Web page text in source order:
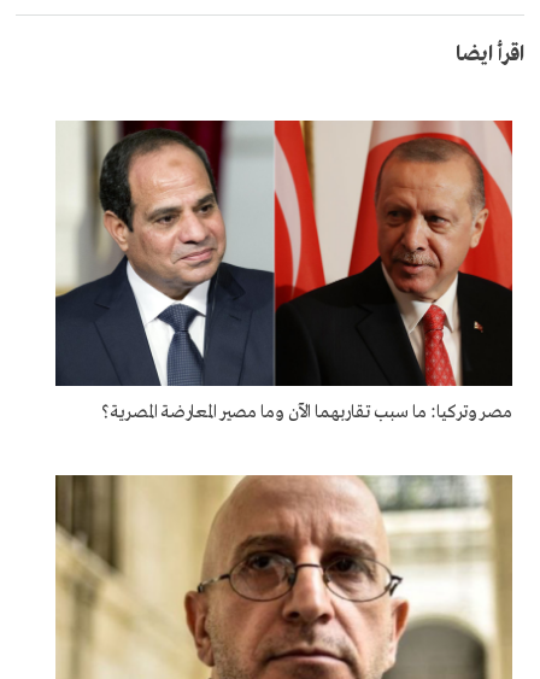
اقرأ ايضا
مصر وتركيا: ما سبب تقاربهما الآن وما مصير المعارضة المصرية؟